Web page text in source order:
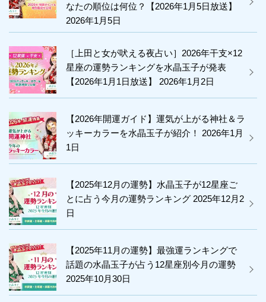
せ
な
る
前
兆？
今
後
勢
玉
が
なたの順位は何位？【2026年1月5日放送】
2026年1月5日
［上田と女が吠える夜占い］2026年干支×12
星座の運勢ランキングを水晶玉子が発表
【2026年1月1日放送】
2026年1月2日
【2026年開運ガイド】運気が上がる神社＆ラ
ッキーカラーを水晶玉子が紹介！
2026年1月
1日
【2025年12月の運勢】水晶玉子が12星座ご
とに占う今月の運勢ランキング 2025年12月2
日
【2025年11月の運勢】最強運ランキングで
話題の水晶玉子が占う12星座別今月の運勢
2025年10月30日